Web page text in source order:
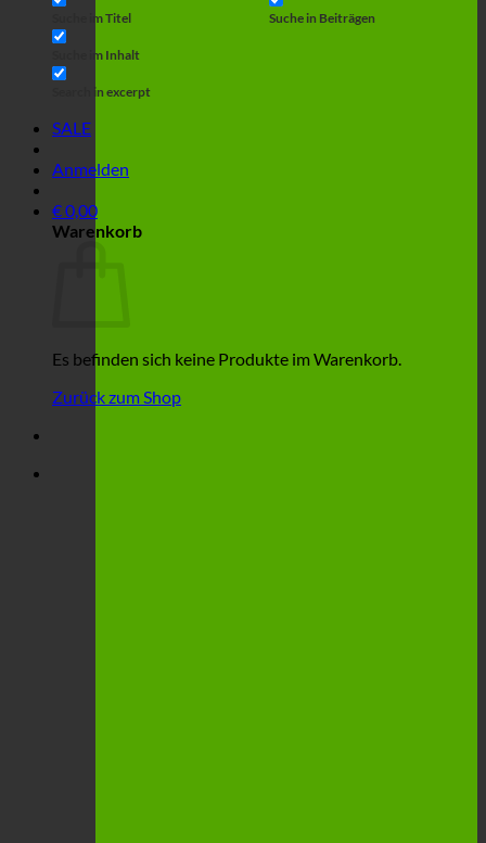
Suche im Titel
Suche im Inhalt
Search in excerpt
Suche in Beiträgen
SALE
Anmelden
€0,00
Warenkorb
Es befinden sich keine Produkte im Warenkorb.
Zurück zum Shop